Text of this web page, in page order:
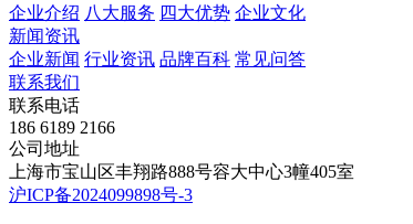
企业介绍 八大服务 四大优势 企业文化
新闻资讯
企业新闻 行业资讯 品牌百科 常见问答
联系我们
联系电话
186 6189 2166
公司地址
上海市宝山区丰翔路888号容大中心3幢405室
沪ICP备2024099898号-3